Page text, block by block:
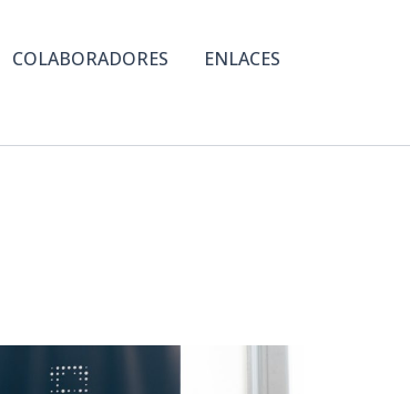
COLABORADORES
ENLACES